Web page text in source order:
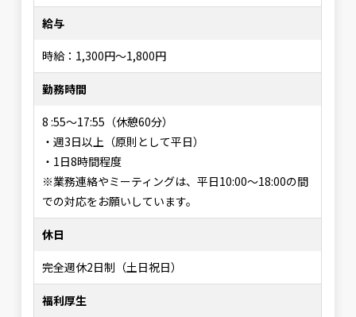
給与
時給：1,300円～1,800円
勤務時間
8 :55～17:55（休憩60分）
・週3日以上（原則として平日）
・1日8時間程度
※業務連絡やミーティングは、平日10:00〜18:00の間
での対応をお願いしています。
休日
完全週休2日制（土日祝日）
福利厚生